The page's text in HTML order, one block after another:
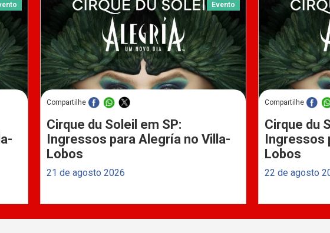
Evento
Compartilhe
Cirque du Soleil em SP:
Ingressos para Alegría no Villa-
Lobos
21 de agosto 2026
Compartilhe
Cirque du
Ingressos
Lobos
22 de agosto